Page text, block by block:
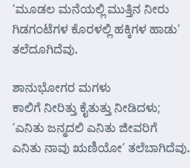
‘ಮೂಡಲ ಮನೆಯಲ್ಲಿ ಮುತ್ತಿನ ನೀರು
ಗಿಡಗಂಟೆಗಳ ಕೊರಳಲ್ಲಿ ಹಕ್ಕಿಗಳ ಹಾಡು’
ತಲೆದೂಗಿದೆವು.
ಶಾನುಭೋಗರ ಮಗಳು
ಕಾಲಿಗೆ ನೀರಿತ್ತು ಕೈತುತ್ತು ನೀಡಿದಳು;
‘ಎನಿತು ಜನ್ಮದಲಿ ಎನಿತು ಜೀವರಿಗೆ
ಎನಿತು ನಾವು ಋಣಿಯೋ’ ತಲೆಬಾಗಿದೆವು.